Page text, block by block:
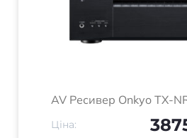
AV Ресивер Onkyo TX-
Ціна: